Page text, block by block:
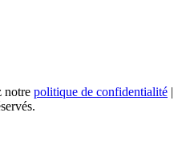
notre politique de confidentialité |